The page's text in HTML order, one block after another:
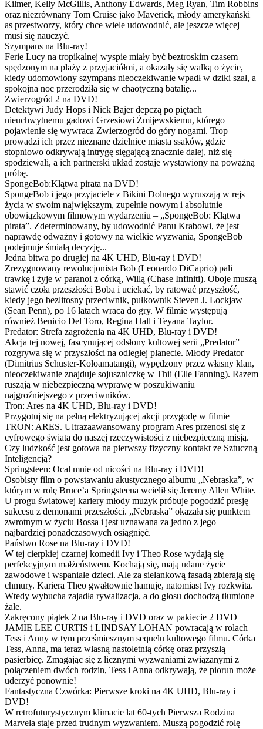
Kilmer, Kelly McGillis, Anthony Edwards, Meg Ryan, Tim Robbins
oraz niezrównany Tom Cruise jako Maverick, młody amerykański
as przestworzy, który chce wiele udowodnić, ale jeszcze więcej
musi się nauczyć.
Szympans na Blu-ray!
Ferie Lucy na tropikalnej wyspie miały być beztroskim czasem
spędzonym na plaży z przyjaciółmi, a okazały się walką o życie,
kiedy udomowiony szympans nieoczekiwanie wpadł w dziki szał, a
spokojna noc przerodziła się w chaotyczną batalię...
Zwierzogród 2 na DVD!
Detektywi Judy Hops i Nick Bajer depczą po piętach
nieuchwytnemu gadowi Grzesiowi Żmijewskiemu, którego
pojawienie się wywraca Zwierzogród do góry nogami. Trop
prowadzi ich przez nieznane dzielnice miasta ssaków, gdzie
stopniowo odkrywają intrygę sięgającą znacznie dalej, niż się
spodziewali, a ich partnerski układ zostaje wystawiony na poważną
próbę.
SpongeBob:Klątwa pirata na DVD!
SpongeBob i jego przyjaciele z Bikini Dolnego wyruszają w rejs
życia w swoim największym, zupełnie nowym i absolutnie
obowiązkowym filmowym wydarzeniu – „SpongeBob: Klątwa
pirata”. Zdeterminowany, by udowodnić Panu Krabowi, że jest
naprawdę odważny i gotowy na wielkie wyzwania, SpongeBob
podejmuje śmiałą decyzję...
Jedna bitwa po drugiej na 4K UHD, Blu-ray i DVD!
Zrezygnowany rewolucjonista Bob (Leonardo DiCaprio) pali
trawkę i żyje w paranoi z córką, Willą (Chase Infiniti). Oboje muszą
stawić czoła przeszłości Boba i uciekać, by ratować przyszłość,
kiedy jego bezlitosny przeciwnik, pułkownik Steven J. Lockjaw
(Sean Penn), po 16 latach wraca do gry. W filmie występują
również Benicio Del Toro, Regina Hall i Teyana Taylor.
Predator: Strefa zagrożenia na 4K UHD, Blu-ray i DVD!
Akcja tej nowej, fascynującej odsłony kultowej serii „Predator”
rozgrywa się w przyszłości na odległej planecie. Młody Predator
(Dimitrius Schuster-Koloamatangi), wypędzony przez własny klan,
nieoczekiwanie znajduje sojuszniczkę w Thii (Elle Fanning). Razem
ruszają w niebezpieczną wyprawę w poszukiwaniu
najgroźniejszego z przeciwników.
Tron: Ares na 4K UHD, Blu-ray i DVD!
Przygotuj się na pełną elektryzującej akcji przygodę w filmie
TRON: ARES. Ultrazaawansowany program Ares przenosi się z
cyfrowego świata do naszej rzeczywistości z niebezpieczną misją.
Czy ludzkość jest gotowa na pierwszy fizyczny kontakt ze Sztuczną
Inteligencją?
Springsteen: Ocal mnie od nicości na Blu-ray i DVD!
Osobisty film o powstawaniu akustycznego albumu „Nebraska”, w
którym w rolę Bruce’a Springsteena wcielił się Jeremy Allen White.
U progu światowej kariery młody muzyk próbuje pogodzić presję
sukcesu z demonami przeszłości. „Nebraska” okazała się punktem
zwrotnym w życiu Bossa i jest uznawana za jedno z jego
najbardziej ponadczasowych osiągnięć.
Państwo Rose na Blu-ray i DVD!
W tej cierpkiej czarnej komedii Ivy i Theo Rose wydają się
perfekcyjnym małżeństwem. Kochają się, mają udane życie
zawodowe i wspaniałe dzieci. Ale za sielankową fasadą zbierają się
chmury. Kariera Theo gwałtownie hamuje, natomiast Ivy rozkwita.
Wtedy wybucha zajadła rywalizacja, a do głosu dochodzą tłumione
żale.
Zakręcony piątek 2 na Blu-ray i DVD oraz w pakiecie 2 DVD
JAMIE LEE CURTIS i LINDSAY LOHAN powracają w rolach
Tess i Anny w tym prześmiesznym sequelu kultowego filmu. Córka
Tess, Anna, ma teraz własną nastoletnią córkę oraz przyszłą
pasierbicę. Zmagając się z licznymi wyzwaniami związanymi z
połączeniem dwóch rodzin, Tess i Anna odkrywają, że piorun może
uderzyć ponownie!
Fantastyczna Czwórka: Pierwsze kroki na 4K UHD, Blu-ray i
DVD!
W retrofuturystycznym klimacie lat 60-tych Pierwsza Rodzina
Marvela staje przed trudnym wyzwaniem. Muszą pogodzić rolę